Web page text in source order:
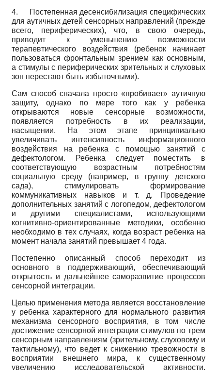
4.
Постепенная десенсибилизация специфических
для аутичных детей сенсорных направлений (прежде
всего, периферических), что, в свою очередь,
приводит к уменьшению возможности
терапевтического воздействия (ребенок начинает
пользоваться фронтальным зрением как основным,
а стимулы с периферических зрительных и слуховых
зон перестают быть избыточными).
Сам способ сначала просто «пробивает» аутичную
защиту, однако по мере того как у ребенка
открываются новые сенсорные возможности,
появляется потребность в их реализации,
насыщении. На этом этапе принципиально
увеличивать интенсивность информационного
воздействия на ребенка с помощью занятий с
дефектологом. Ребенка следует поместить в
соответствующую возрастным потребностям
социальную среду (например, в группу детского
сада), стимулировать формирование
коммуникативных навыков и т. д. Проведение
дополнительных занятий с логопедом, дефектологом
и другими специалистами, использующими
когнитивно-ориентированные методики, особенно
необходимо в тех случаях, когда возраст ребенка на
момент начала занятий превышает 4 года.
Постепенно описанный способ переходит из
основного в поддерживающий, обеспечивающий
открытость и дальнейшее саморазвитие процессов
сенсорной интеграции.
Целью применения метода является восстановление
у ребенка характерного для нормального развития
механизма сенсорного восприятия, в том числе
достижение сенсорной интеграции стимулов по трем
сенсорным направлениям (зрительному, слуховому и
тактильному), что ведет к снижению тревожности в
восприятии внешнего мира, к существенному
увеличению исследовательской активности,